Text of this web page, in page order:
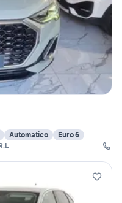
Automatico
Euro 6